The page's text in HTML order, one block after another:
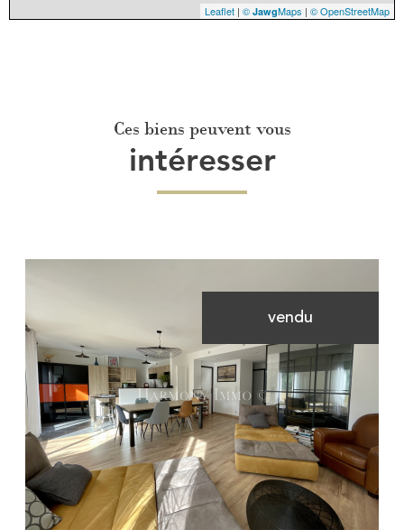
Leaflet | © JawgMaps | © OpenStreetMap
Ces biens peuvent vous
intéresser
vendu
Voir le bien